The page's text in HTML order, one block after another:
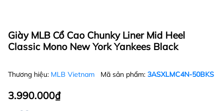
Giày MLB Cổ Cao Chunky Liner Mid Heel
Classic Mono New York Yankees Black
Thương hiệu: MLB Vietnam Mã sản phẩm: 3ASXLMC4N-50BKS
3.990.000₫